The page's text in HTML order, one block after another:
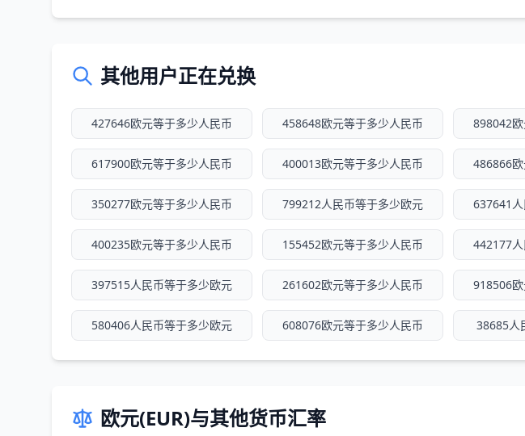
其他用户正在兑换
427646欧元等于多少人民币 458648欧元等于多少人民币 898042
617900欧元等于多少人民币 400013欧元等于多少人民币 486866
350277欧元等于多少人民币 799212人民币等于多少欧元 637641
400235欧元等于多少人民币 155452欧元等于多少人民币 442177
397515人民币等于多少欧元 261602欧元等于多少人民币 918506
580406人民币等于多少欧元 608076欧元等于多少人民币 38685人
欧元(EUR)与其他货币汇率